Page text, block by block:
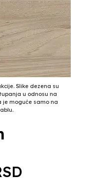
Slike dezena su
u odnosu na
je moguće samo na